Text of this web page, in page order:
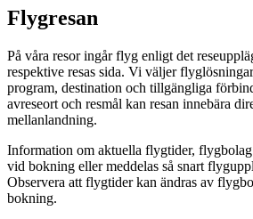
Flygresan
På våra resor ingår flyg enligt det
respektive resas sida. Vi väljer
program, destination och tillgängliga
avreseort och resmål kan resan innebära
mellanlandning.
Information om aktuella flygtider,
vid bokning eller meddelas så snart
Observera att flygtider kan ändras av
bokning.